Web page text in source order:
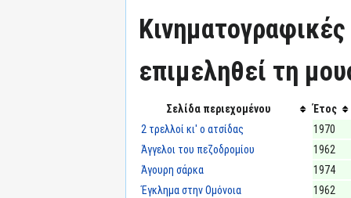
Κινηματογραφικές
επιμεληθεί τη
Σελίδα περιεχομένου
Έτος
2 τρελλοί κι' ο ατσίδας
1970
Άγγελοι του πεζοδρομίου
1962
Άγουρη σάρκα
1974
Έγκλημα στην Ομόνοια
1962